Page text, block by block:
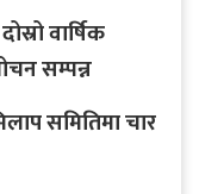
वार्षिक
सम्पन्न
समितिमा चार